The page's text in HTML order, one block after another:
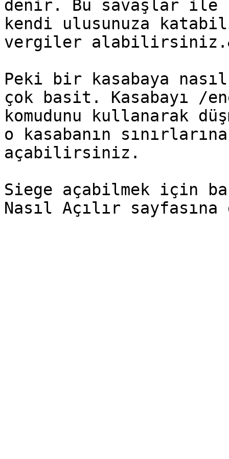
denir. Bu savaşlar ile
kendi ulusunuza
vergiler
Peki bir kasabaya
çok basit. Kasabayı /
komudunu kullanarak
o kasabanın
açabilirsiniz.
Siege açabilmek için